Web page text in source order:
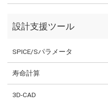
設計支援ツール
SPICE/Sパラメータ
寿命計算
3D-CAD